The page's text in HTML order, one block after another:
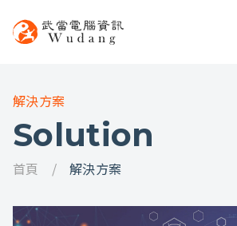
解決方案
Solution
首頁 解決方案